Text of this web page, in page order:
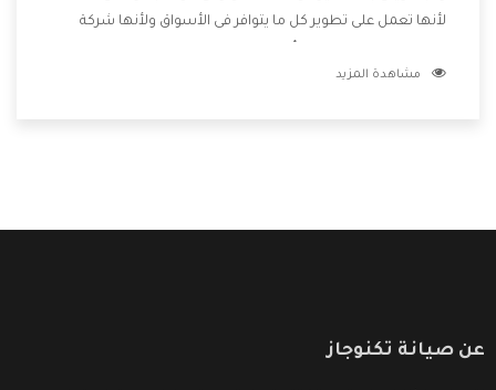
لأنها تعمل على تطوير كل ما يتوافر فى الأسواق ولأنها شركة
وتقدم للعملاء أقوى العروض والخصومات التى تسهل على
مشاهدة المزيد
عن صيانة تكنوجاز